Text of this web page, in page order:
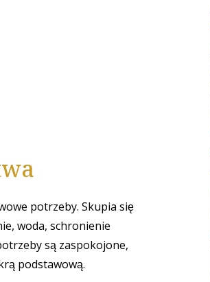
potrzeby. Skupia się
woda, schronienie
są zaspokojone,
podstawową.